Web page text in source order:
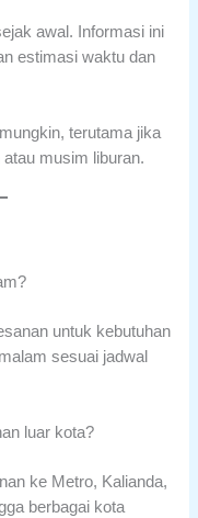
awal. Informasi ini
estimasi waktu dan
terutama jika
musim liburan.
untuk kebutuhan
sesuai jadwal
luar kota?
ke Metro, Kalianda,
berbagai kota